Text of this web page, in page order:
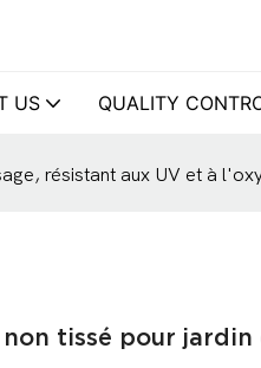
US QUALITY
résistant aux UV et à
non tissé pour